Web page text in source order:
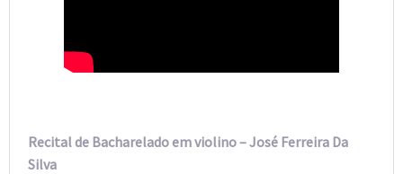
Recital de Bacharelado em violino – José Ferreira Da
Silva